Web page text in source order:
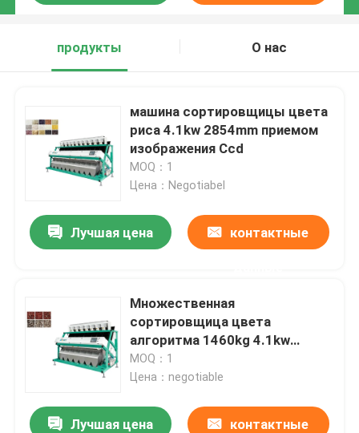
продукты
О нас
машина сортировщицы цвета
риса 4.1kw 2854mm приемом
изображения Ccd
MOQ：1
Цена：Negotiabel
Лучшая цена контактные
Множественная
сортировщица цвета
алгоритма 1460kg 4.1kw
формы чокнутая
MOQ：1
Цена：negotiable
Лучшая цена контактные